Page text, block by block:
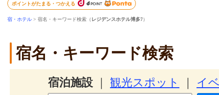
ポイントがたまる・つかえる
宿・ホテル > 宿名・キーワード検索（レジデンスホテル博多7）
宿名・キーワード検索
宿泊施設 観光スポット イ